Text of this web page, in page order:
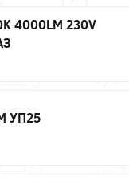
4000LM 230V
УП25